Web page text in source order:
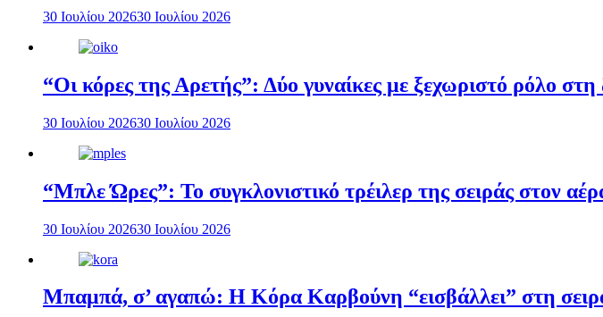
30 Ιουλίου 202630 Ιουλίου 2026
“Οι κόρες της Αρετής”: Δύο γυναίκες με ξεχωριστό ρόλο
30 Ιουλίου 202630 Ιουλίου 2026
“Μπλε Ώρες”: Το συγκλονιστικό τρέιλερ της σειράς στον
30 Ιουλίου 202630 Ιουλίου 2026
Μπαμπά, σ’ αγαπώ: Η Κόρα Καρβούνη “εισβάλλει” στη